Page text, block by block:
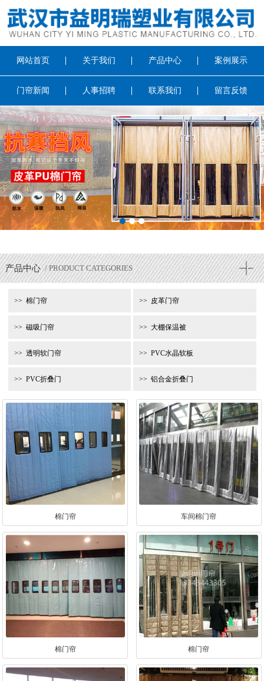
网站首页 关于我们 产品中心 案例展示
门帘新闻 人事招聘 联系我们 留言反馈
1 2 3
产品中心 / PRODUCT CATEGORIES
棉门帘 皮革门帘
磁吸门帘 大棚保温被
透明软门帘 PVC水晶软板
PVC折叠门 铝合金折叠门
棉门帘 车间棉门帘
棉门帘 棉门帘